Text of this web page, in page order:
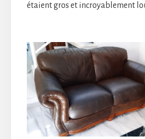
étaient gros et incroyablement